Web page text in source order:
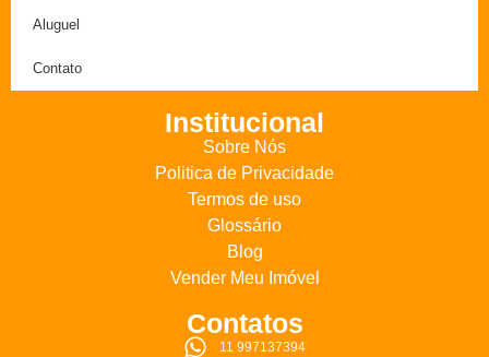
Aluguel
Contato
Institucional
Sobre Nós
Politica de Privacidade
Termos de uso
Glossário
Blog
Vender Meu Imóvel
Contatos
11 997137394